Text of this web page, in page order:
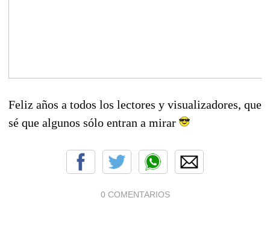
Feliz años a todos los lectores y visualizadores, que
sé que algunos sólo entran a mirar
0 COMENTARIOS